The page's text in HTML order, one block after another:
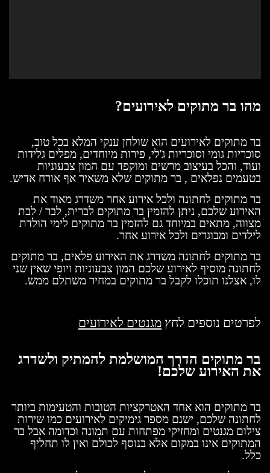
מהו בר מתוקים לאירועים?
בר מתוקים לאירועים הוא שולחן ענקי המלא בכל טוב,
סוכריות גומי וסוכריות ג'לי, פירות מיוחדים, מפלים גלידות
ועוד, והכל בעיצוב מרשים ומוקפד עם המון צבעוניות
בטעמים נפלאים , בר מתוקים שלא משאיר אף אורח אדיש.
בר מתוקים לחתונה ולכל אירוע אחר משדרג מאוד את
האירוע שלכם, ניתן להזמין בר מתוקים לברית, לבר / לבת
מצווה, מתאים במיוחד גם להזמין בר מתוקים לימי הולדת
לילדים ומבוגרים ולכל אירוע אחר.
בר מתוקים לחתונה משדרג את האירוע פלאים, בר מתוקים
לחתונה מוסיף לאירוע שלכם המון צבעוניות ויופי שאין שני
לו, אצלנו תוכלו לקבל בר מתוקים במחיר משתלם ממש.
לפרטים נוספים לחץ מגנטים לאירועים
בר מתוקים הדרך המושלמת להמתיק ולשדרג
את האירוע שלכם!
בר מתוקים הוא אחד האטרקציות הטובות והטעימות ביותר
לחתונה שלכם, ישנם מספר גימיקים לאירועים כמו שירות
צילום מגנטים ומחזיקי מפתחות עם תמונה וכדומה אבל בר
המתוקים אינו במקום אלא בנוסף לכולם ואין לו תחליף
כלל.